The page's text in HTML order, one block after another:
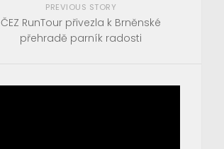
PREVIOUS STORY
ČEZ RunTour přivezla k Brněnské
přehradě parník radosti